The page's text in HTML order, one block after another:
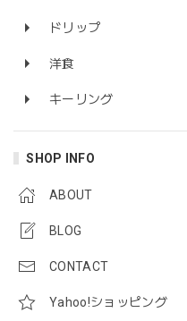
ドリップ
洋食
キーリング
SHOP INFO
ABOUT
BLOG
CONTACT
Yahoo!ショッピング